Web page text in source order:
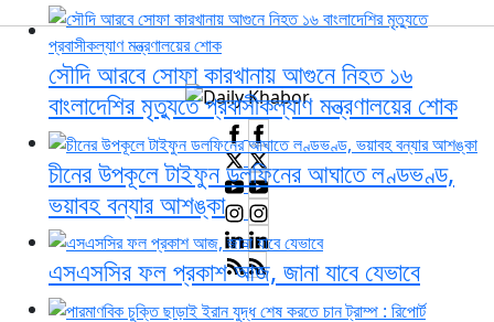
সৌদি আরবে সোফা কারখানায় আগুনে নিহত ১৬
বাংলাদেশির মৃত্যুতে প্রবাসীকল্যাণ মন্ত্রণালয়ের শোক
চীনের উপকূলে টাইফুন ডলফিনের আঘাতে লণ্ডভণ্ড,
ভয়াবহ বন্যার আশঙ্কা
এসএসসির ফল প্রকাশ আজ, জানা যাবে যেভাবে